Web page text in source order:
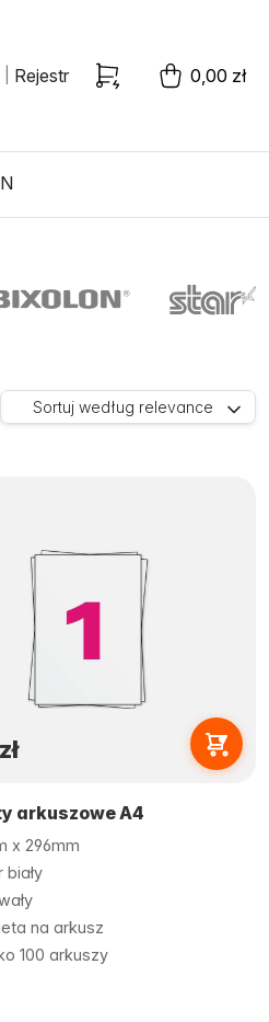
Rejestr 0,00 zł
Sortuj według relevance
zł
arkuszowe A4
x 296mm
biały
na arkusz
100 arkuszy